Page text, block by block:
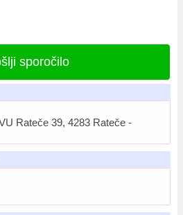
sporočilo
Rateče 39, 4283 Rateče -